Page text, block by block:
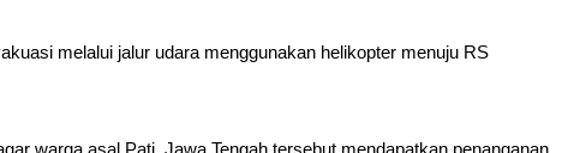
melalui jalur udara menggunakan helikopter menuju RS
warga asal Pati, Jawa Tengah tersebut mendapatkan penanganan